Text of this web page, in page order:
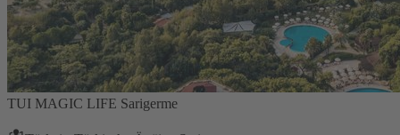
TUI MAGIC LIFE Sarigerme